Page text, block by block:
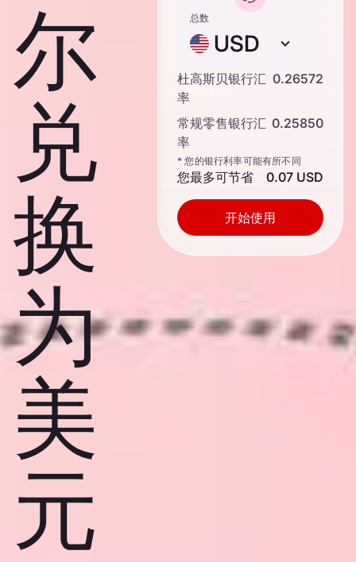
尔
兑
换
为
美
元
总数
USD
杜高斯贝银行汇
率
0.26572
常规零售银行汇
率
0.25850
* 您的银行利率可能有所不同
您最多可节省 0.07 USD
开始使用